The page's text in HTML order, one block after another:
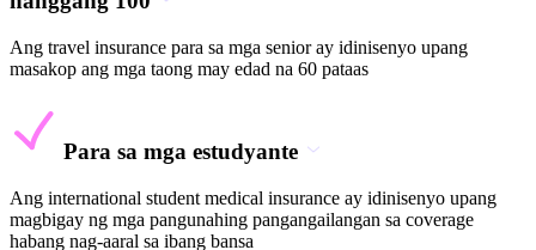
Ang travel insurance para sa mga senior ay idinisenyo upang
masakop ang mga taong may edad na 60 pataas
Para sa mga estudyante
Ang international student medical insurance ay idinisenyo upang
magbigay ng mga pangunahing pangangailangan sa coverage
habang nag-aaral sa ibang bansa